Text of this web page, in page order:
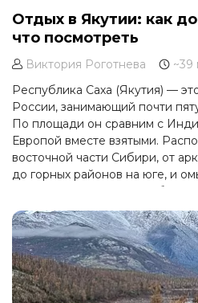
Отдых в Якутии: как
что посмотреть
Виктория Роготнева
~39
Республика Саха (Якутия) —
России, занимающий почти
По площади он сравним с
Европой вместе взятыми.
восточной части Сибири, от
до горных районов на юге, и
Лаптевых и Восточно-
с колоссальными
плотностью населения, где
а природа — безусловная